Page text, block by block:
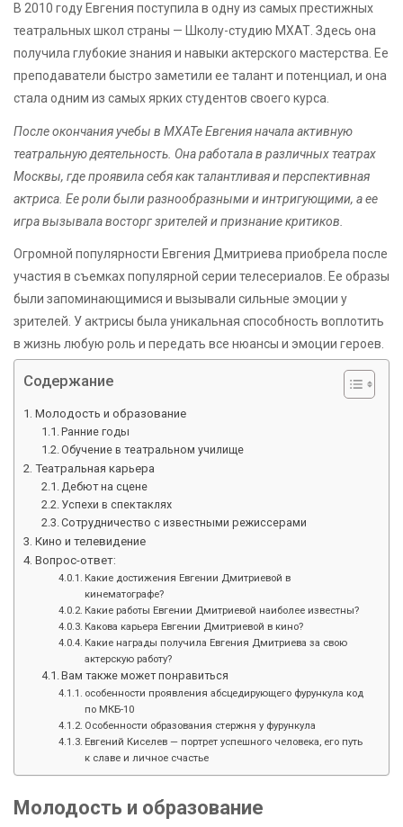
В 2010 году Евгения поступила в одну из самых престижных
театральных школ страны — Школу-студию МХАТ. Здесь она
получила глубокие знания и навыки актерского мастерства. Ее
преподаватели быстро заметили ее талант и потенциал, и она
стала одним из самых ярких студентов своего курса.
После окончания учебы в МХАТе Евгения начала активную
театральную деятельность. Она работала в различных театрах
Москвы, где проявила себя как талантливая и перспективная
актриса. Ее роли были разнообразными и интригующими, а ее
игра вызывала восторг зрителей и признание критиков.
Огромной популярности Евгения Дмитриева приобрела после
участия в съемках популярной серии телесериалов. Ее образы
были запоминающимися и вызывали сильные эмоции у
зрителей. У актрисы была уникальная способность воплотить
в жизнь любую роль и передать все нюансы и эмоции героев.
Содержание
Молодость и образование
Ранние годы
Обучение в театральном училище
Театральная карьера
Дебют на сцене
Успехи в спектаклях
Сотрудничество с известными режиссерами
Кино и телевидение
Вопрос-ответ:
Какие достижения Евгении Дмитриевой в
кинематографе?
Какие работы Евгении Дмитриевой наиболее известны?
Какова карьера Евгении Дмитриевой в кино?
Какие награды получила Евгения Дмитриева за свою
актерскую работу?
Вам также может понравиться
особенности проявления абсцедирующего фурункула код
по МКБ-10
Особенности образования стержня у фурункула
Евгений Киселев — портрет успешного человека, его путь
к славе и личное счастье
Молодость и образование